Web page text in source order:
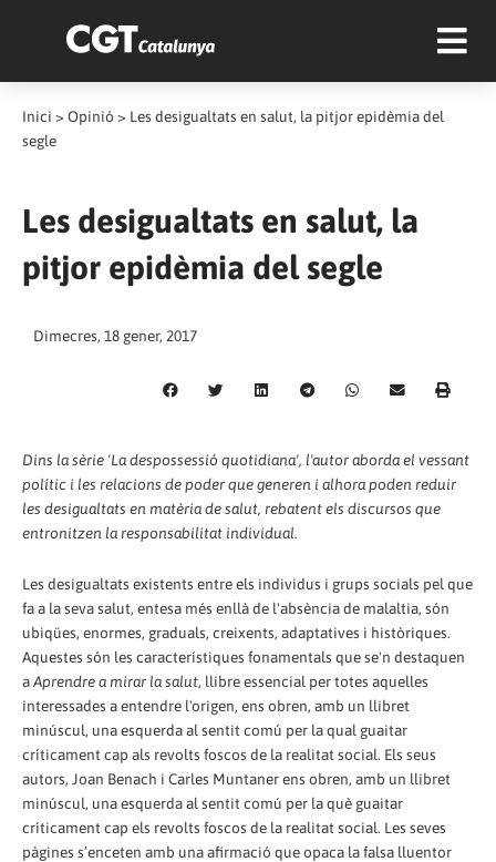
Inici > Opinió > Les desigualtats en salut, la pitjor epidèmia del
segle
Les desigualtats en salut, la
pitjor epidèmia del segle
Dimecres, 18 gener, 2017
Dins la sèrie 'La despossessió quotidiana', l'autor aborda el vessant
polític i les relacions de poder que generen i alhora poden reduir
les desigualtats en matèria de salut, rebatent els discursos que
entronitzen la responsabilitat individual.
Les desigualtats existents entre els individus i grups socials pel que
fa a la seva salut, entesa més enllà de l'absència de malaltia, són
ubiqües, enormes, graduals, creixents, adaptatives i històriques.
Aquestes són les característiques fonamentals que se'n destaquen
aAprendre a mirar la salut, llibre essencial per totes aquelles
interessades a entendre l'origen, ens obren, amb un llibret
minúscul, una esquerda al sentit comú per la qual guaitar
críticament cap als revolts foscos de la realitat social. Els seus
autors, Joan Benach i Carles Muntaner ens obren, amb un llibret
minúscul, una esquerda al sentit comú per la què guaitar
críticament cap els revolts foscos de la realitat social. Les seves
pàgines s’enceten amb una afirmació que opaca la falsa lluentor